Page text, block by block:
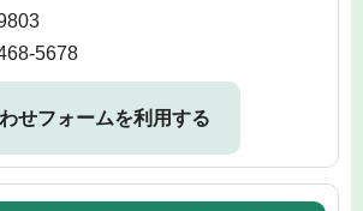
5678
せフォームを利用する